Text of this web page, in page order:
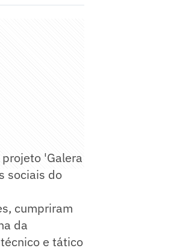
'Galera
sociais do
cumpriram
da
e tático